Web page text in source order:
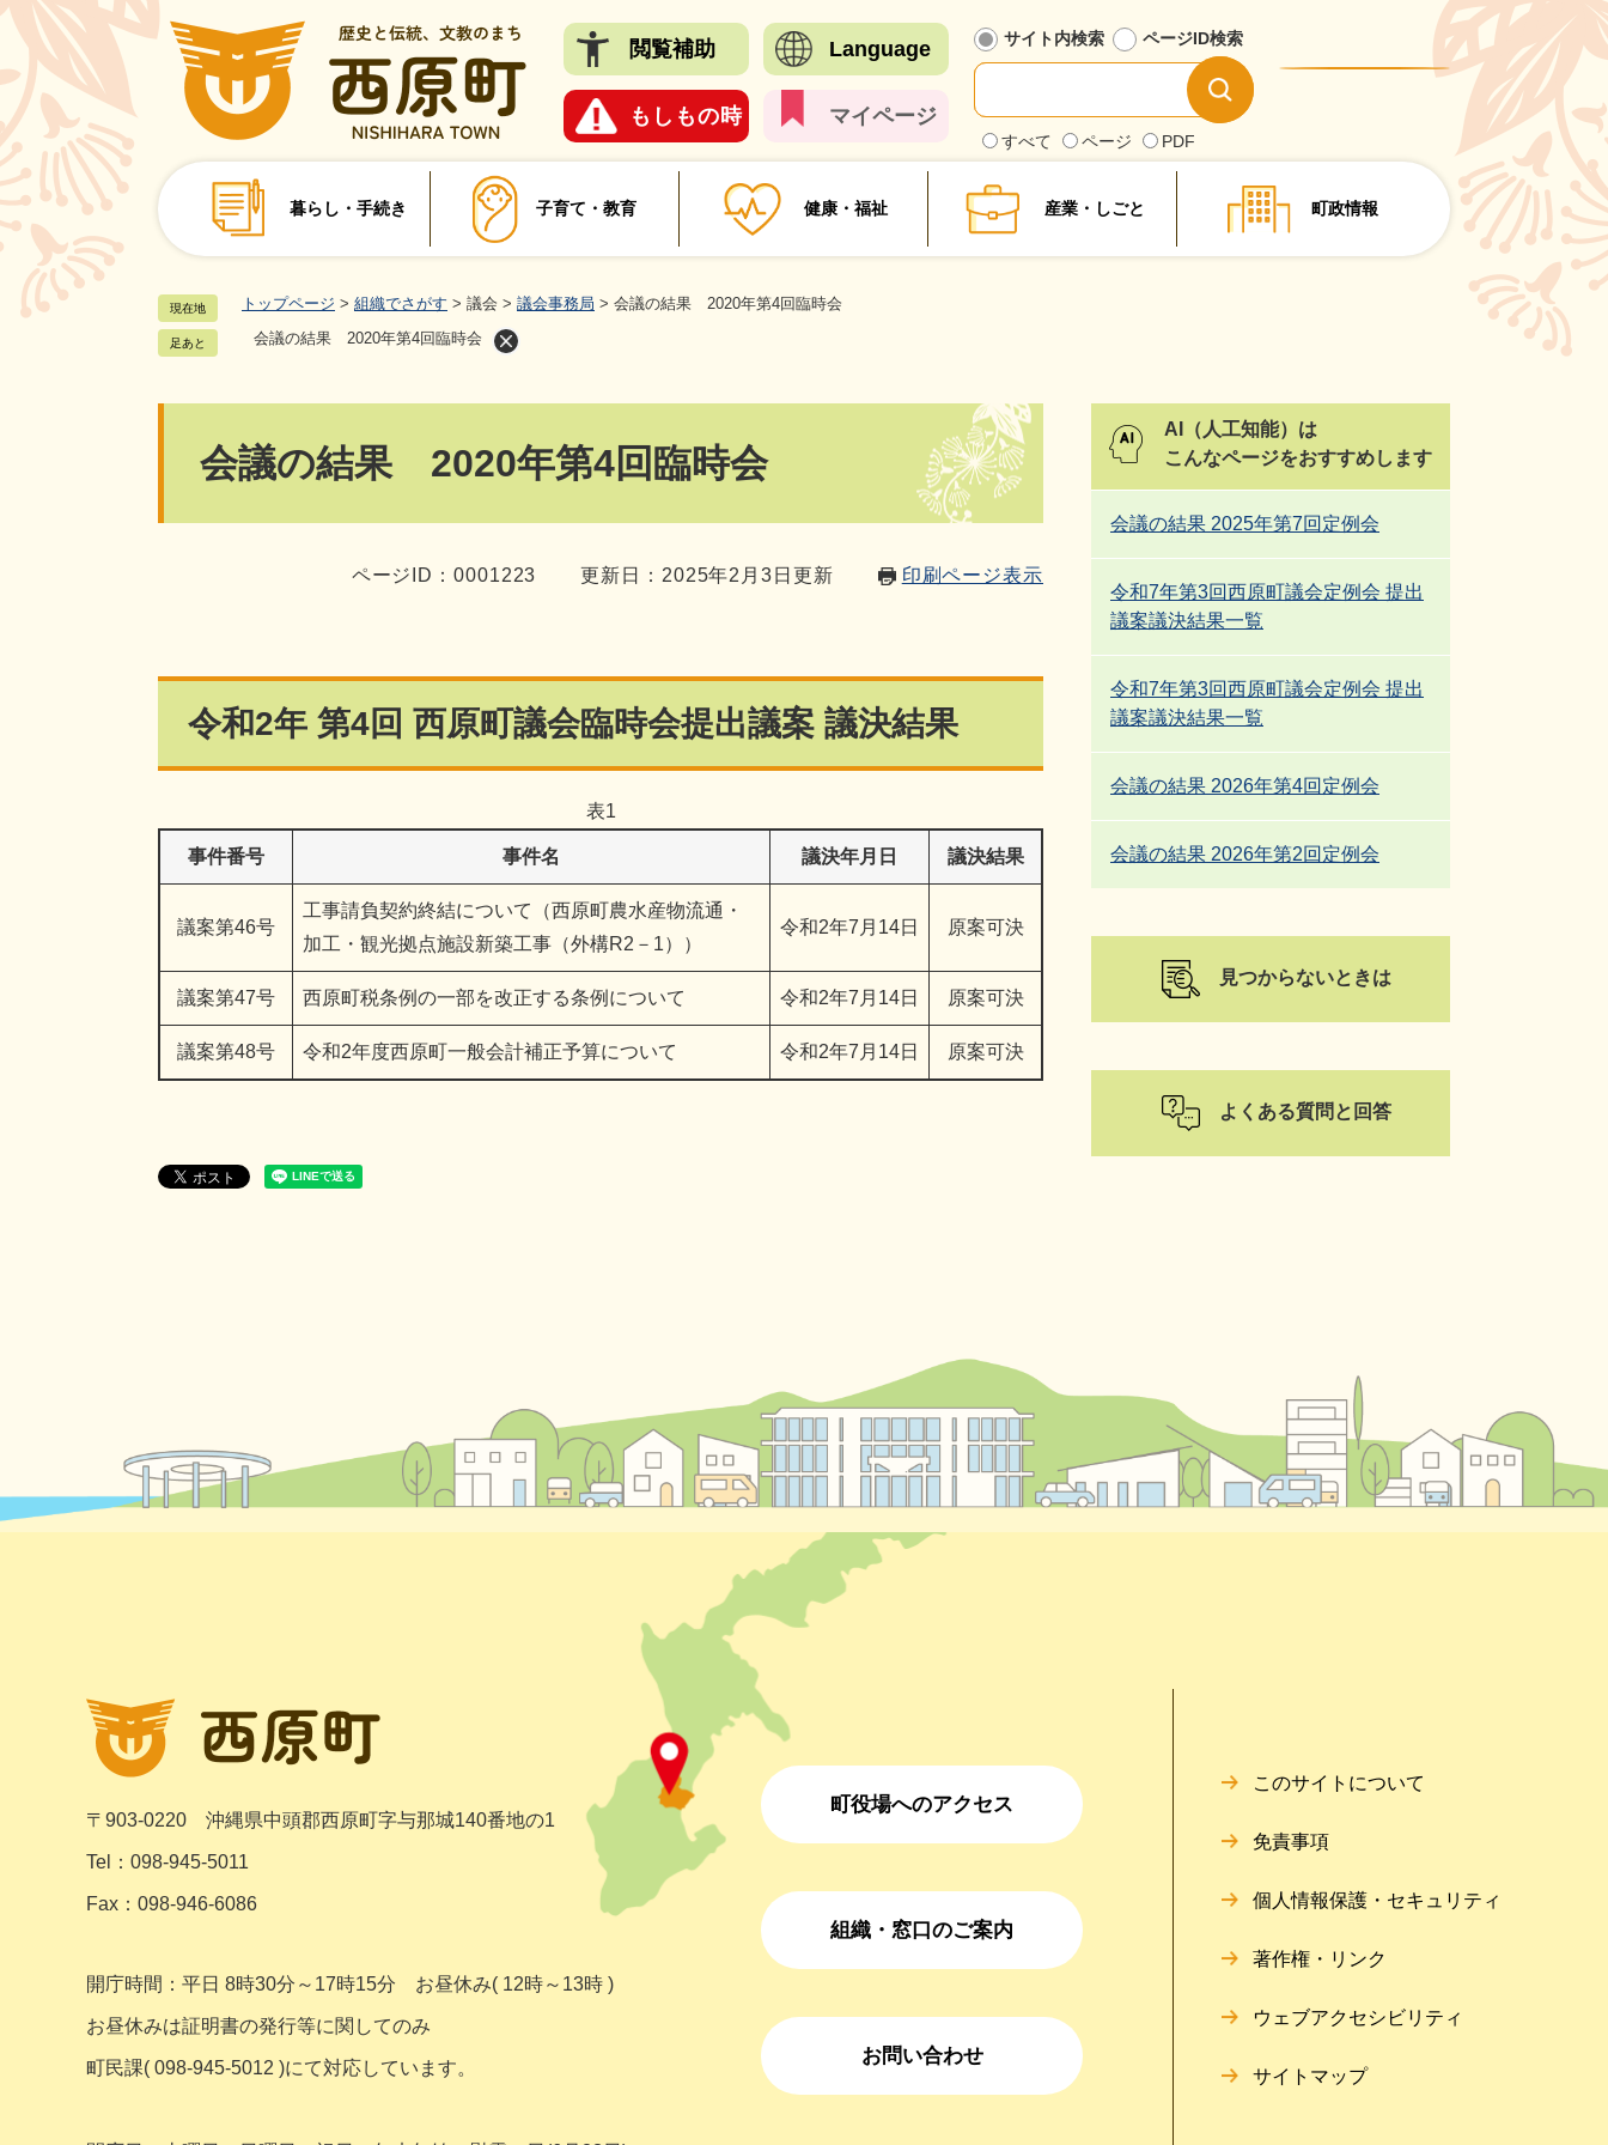
ペ
ジ
先
頭
で
。
閲覧補助 Language
もしもの時 マイページ
サイト内検索
検
索
対
象
すべて ページ PDF
ページID検索
探
暮らし・手続き 子育て・教育 健康・福祉 産業・しごと 町政情報
現在地 トップページ > 組織でさがす > 議会 > 議会事務局 > 会議の結果 2020年第4回臨時会
足あと 会議の結果 2020年第4回臨時会
会議の結果 2020年第4回臨時会
ページID：0001223 更新日：2025年2月3日更新 印刷ページ表示
令和2年 第4回 西原町議会臨時会提出議案 議決結果
表1
事件番号 事件名 議決年月日 議決結果
議案第46号
工事請負契約終結について（西原町農水産物流通・
加工・観光拠点施設新築工事（外構R2－1））
令和2年7月14日 原案可決
議案第47号 西原町税条例の一部を改正する条例について 令和2年7月14日 原案可決
議案第48号 令和2年度西原町一般会計補正予算について 令和2年7月14日 原案可決
AI（人工知能）は
こんなページをおすすめします
会議の結果 2025年第7回定例会
令和7年第3回西原町議会定例会 提出
議案議決結果一覧
令和7年第3回西原町議会定例会 提出
議案議決結果一覧
会議の結果 2026年第4回定例会
会議の結果 2026年第2回定例会
見つからないときは
よくある質問と回答
〒903-0220 沖縄県中頭郡西原町字与那城140番地の1
Tel：098-945-5011
Fax：098-946-6086
開庁時間：平日 8時30分～17時15分 お昼休み( 12時～13時 )
お昼休みは証明書の発行等に関してのみ
町民課( 098-945-5012 )にて対応しています。
町役場へのアクセス
組織・窓口のご案内
お問い合わせ
このサイトについて
免責事項
個人情報保護・セキュリティ
著作権・リンク
ウェブアクセシビリティ
サイトマップ